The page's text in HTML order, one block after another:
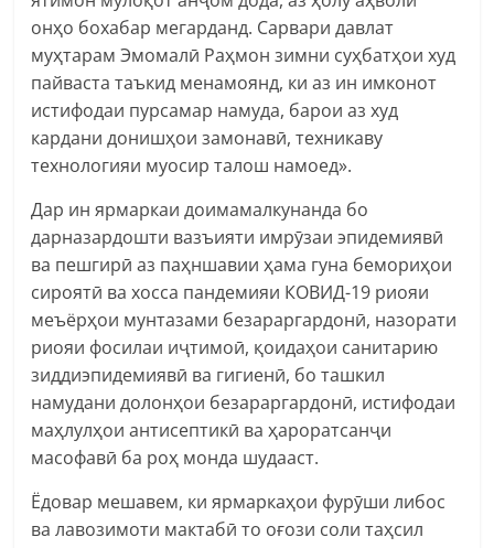
онҳо бохабар мегарданд. Сарвари давлат
муҳтарам Эмомалӣ Раҳмон зимни суҳбатҳои худ
пайваста таъкид менамоянд, ки аз ин имконот
истифодаи пурсамар намуда, барои аз худ
кардани донишҳои замонавӣ, техникаву
технологияи муосир талош намоед».
Дар ин ярмаркаи доимамалкунанда бо
дарназардошти вазъияти имрӯзаи эпидемиявӣ
ва пешгирӣ аз паҳншавии ҳама гуна бемориҳои
сироятӣ ва хосса пандемияи КОВИД-19 риояи
меъёрҳои мунтазами безараргардонӣ, назорати
риояи фосилаи иҷтимоӣ, қоидаҳои санитарию
зиддиэпидемиявӣ ва гигиенӣ, бо ташкил
намудани долонҳои безараргардонӣ, истифодаи
маҳлулҳои антисептикӣ ва ҳароратсанҷи
масофавӣ ба роҳ монда шудааст.
Ёдовар мешавем, ки ярмаркаҳои фурӯши либос
ва лавозимоти мактабӣ то оғози соли таҳсил